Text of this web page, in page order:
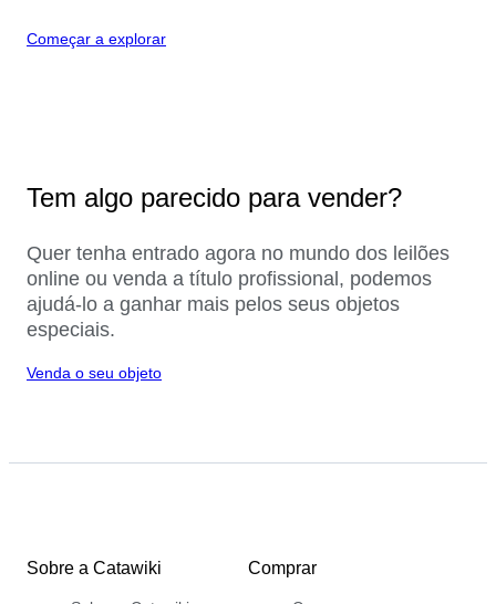
Começar a explorar
Tem algo parecido para vender?
Quer tenha entrado agora no mundo dos leilões
online ou venda a título profissional, podemos
ajudá-lo a ganhar mais pelos seus objetos
especiais.
Venda o seu objeto
Sobre a Catawiki Comprar